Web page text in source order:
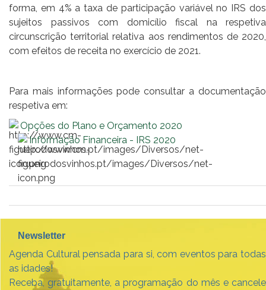
forma, em 4% a taxa de participação variável no IRS dos
sujeitos passivos com domicílio fiscal na respetiva
circunscrição territorial relativa aos rendimentos de 2020,
com efeitos de receita no exercício de 2021.
Para mais informações pode consultar a documentação
respetiva em:
Opções do Plano e Orçamento 2020
Informação Financeira - IRS 2020
Newsletter
Agenda Cultural pensada para si, com eventos para todas
as idades!
Receba, gratuitamente, a programação do mês e cancele